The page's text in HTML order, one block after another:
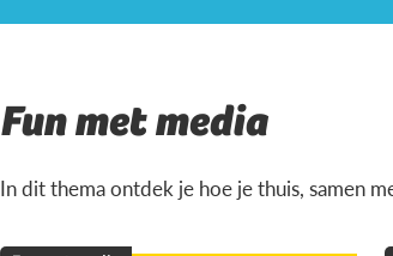
Fun met media
In dit thema ontdek je hoe je thuis, samen